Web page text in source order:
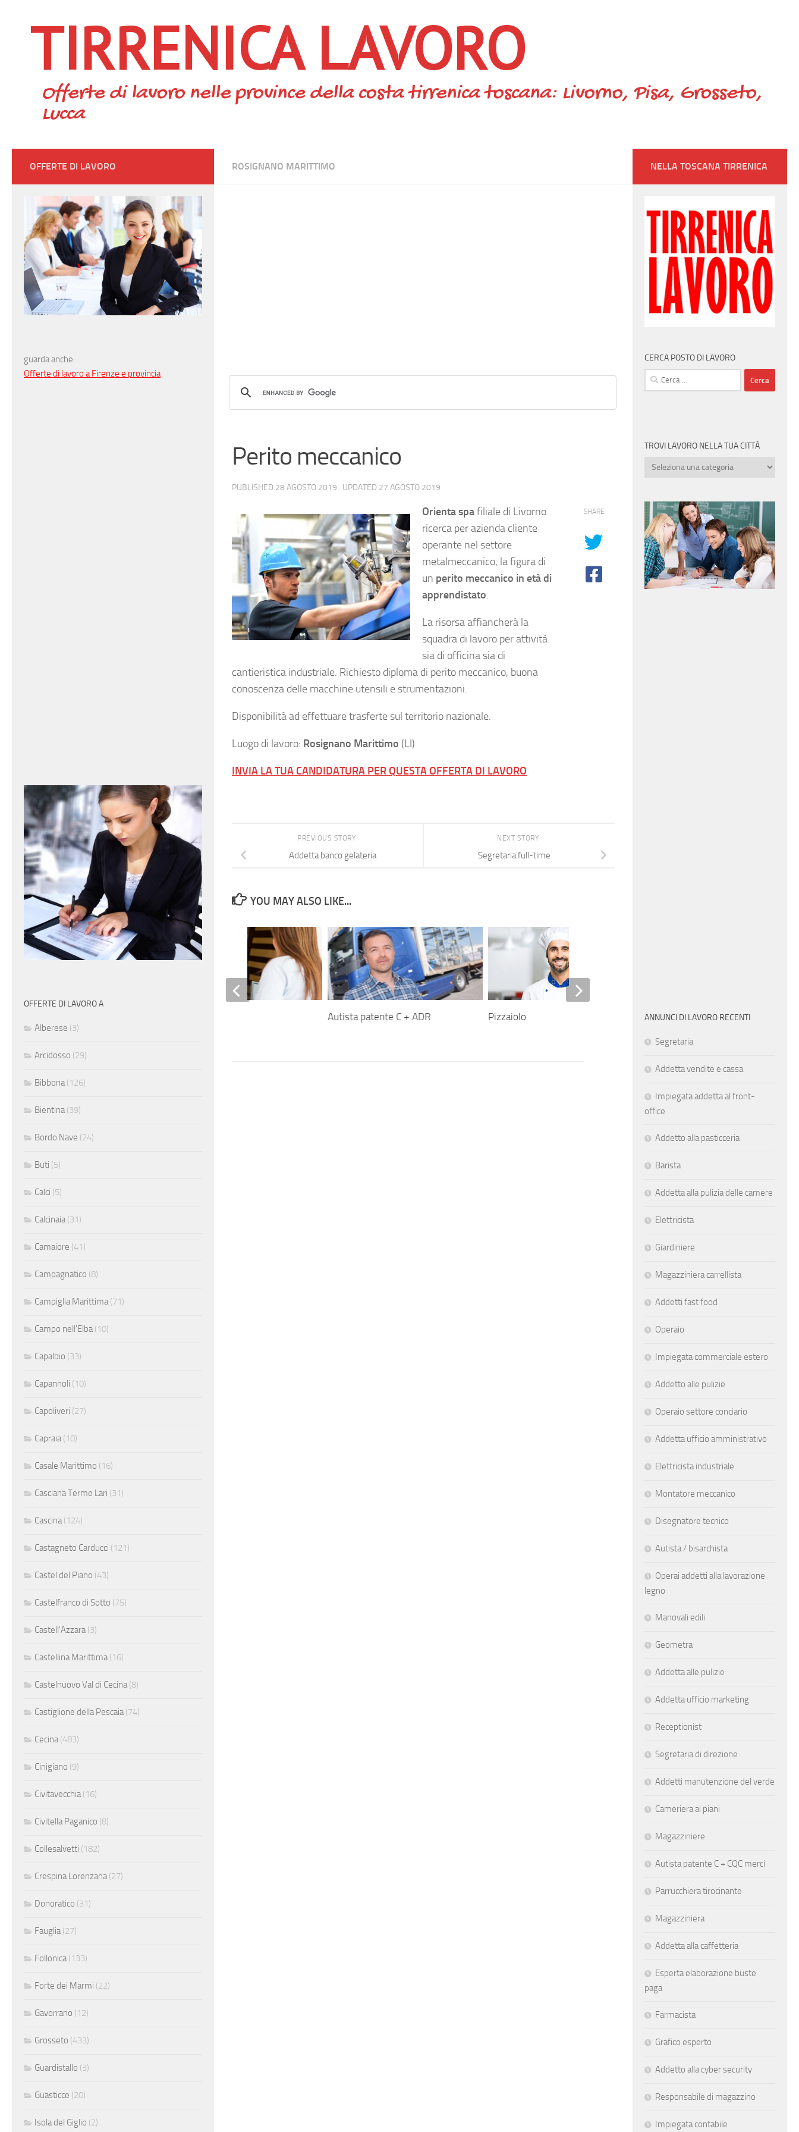
TIRRENICA LAVORO
Offerte di lavoro nelle province della costa tirrenica toscana: Livorno, Pisa, Grosseto,
Lucca
ROSIGNANO MARITTIMO
Perito meccanico
PUBLISHED 28 AGOSTO 2019 · UPDATED 27 AGOSTO 2019
Orienta spafiliale di Livorno
ricerca per azienda cliente
operante nel settore
metalmeccanico, la figura di
un perito meccanico in età di
apprendistato.
La risorsa affiancherà la
squadra di lavoro per attività
sia di officina sia di
cantieristica industriale. Richiesto diploma di perito meccanico, buona
conoscenza delle macchine utensili e strumentazioni.
Disponibilità ad effettuare trasferte sul territorio nazionale.
Luogo di lavoro: Rosignano Marittimo (LI)
INVIA LA TUA CANDIDATURA PER QUESTA OFFERTA DI LAVORO
SHARE
NEXT STORY
Segretaria full-time
PREVIOUS STORY
Addetta banco gelateria
YOU MAY ALSO LIKE...
Autista patente C + ADR Pizzaiolo Addetto alle pulizie
OFFERTE DI LAVORO
guarda anche:
Offerte di lavoro a Firenze e provincia
OFFERTE DI LAVORO A
Alberese (3)
Arcidosso (29)
Bibbona(126)
Bientina(39)
Bordo Nave (24)
Buti (5)
Calci (5)
Calcinaia(31)
Camaiore (41)
Campagnatico (8)
Campiglia Marittima(71)
Campo nell'Elba(10)
Capalbio (33)
Capannoli (10)
Capoliveri (27)
Capraia(10)
Casale Marittimo (16)
Casciana Terme Lari (31)
Cascina(124)
Castagneto Carducci (121)
Castel del Piano (43)
Castelfranco di Sotto (75)
Castell'Azzara(3)
Castellina Marittima(16)
Castelnuovo Val di Cecina(8)
Castiglione della Pescaia(74)
Cecina(483)
Cinigiano (9)
Civitavecchia(16)
Civitella Paganico (8)
Collesalvetti (182)
Crespina Lorenzana(27)
Donoratico (31)
Fauglia(27)
Follonica(133)
Forte dei Marmi (22)
Gavorrano (12)
Grosseto (433)
Guardistallo (3)
Guasticce (20)
Isola del Giglio (2)
NELLA TOSCANA TIRRENICA
CERCA POSTO DI LAVORO
Ricerca
per:
TROVI LAVORO NELLA TUA CITTÀ
Trovi
tua
città
ANNUNCI DI LAVORO RECENTI
Segretaria
Addetta vendite e cassa
Impiegata addetta al front-
office
Addetto alla pasticceria
Barista
Addetta alla pulizia delle camere
Elettricista
Giardiniere
Magazziniera carrellista
Addetti fast food
Operaio
Impiegata commerciale estero
Addetto alle pulizie
Operaio settore conciario
Addetta ufficio amministrativo
Elettricista industriale
Montatore meccanico
Disegnatore tecnico
Autista / bisarchista
Operai addetti alla lavorazione
legno
Manovali edili
Geometra
Addetta alle pulizie
Addetta ufficio marketing
Receptionist
Segretaria di direzione
Addetti manutenzione del verde
Cameriera ai piani
Magazziniere
Autista patente C + CQC merci
Parrucchiera tirocinante
Magazziniera
Addetta alla caffetteria
Esperta elaborazione buste
paga
Farmacista
Grafico esperto
Addetto alla cyber security
Responsabile di magazzino
Impiegata contabile